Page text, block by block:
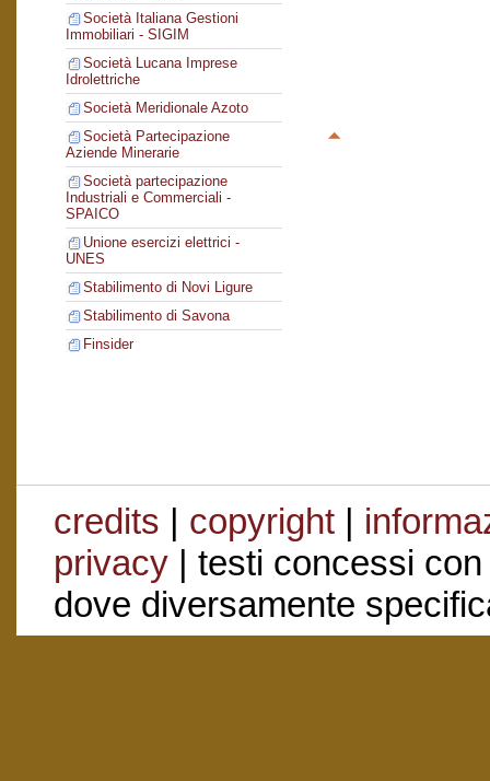
Società Italiana Gestioni
Immobiliari - SIGIM
Società Lucana Imprese
Idrolettriche
Società Meridionale Azoto
Società Partecipazione
Aziende Minerarie
Società partecipazione
Industriali e Commerciali -
SPAICO
Unione esercizi elettrici -
UNES
Stabilimento di Novi Ligure
Stabilimento di Savona
Finsider
credits | copyright|
privacy| testi concessi
dove diversamente